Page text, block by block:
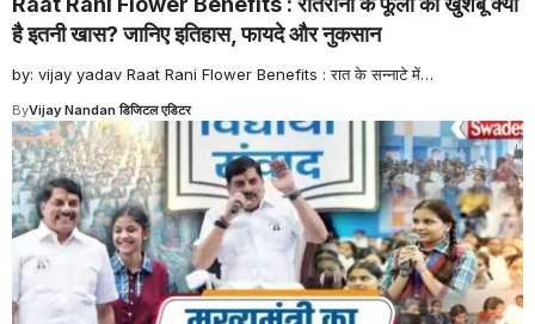
है इतनी खास? जानिए इतिहास, फायदे और नुकसान
by: vijay yadav Raat Rani Flower Benefits : रात के सन्नाटे में…
ByVijay Nandan डिजिटल एडिटर